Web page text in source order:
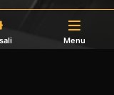
Menu